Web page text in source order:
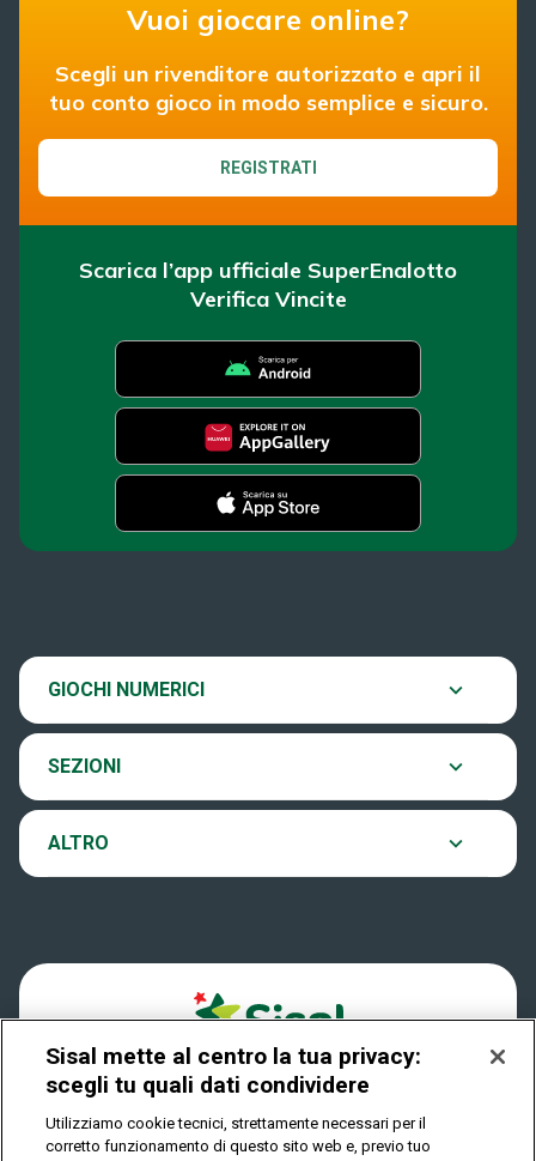
Vuoi giocare online?
Scegli un rivenditore autorizzato e apri il
tuo conto gioco in modo semplice e sicuro.
REGISTRATI
Scarica l’app ufficiale SuperEnalotto
Verifica Vincite
GIOCHI NUMERICI
SuperEnalotto
Eurojackpot
VinciCasa
Play Your Date
SEZIONI
Ultima estrazione
Archivio estrazioni
Verifica vincite
ALTRO
Contatti
Notifiche
Privacy
Sisal mette al centro la tua privacy:
scegli tu quali dati condividere
Utilizziamo cookie tecnici, strettamente necessari per il
corretto funzionamento di questo sito web e, previo tuo